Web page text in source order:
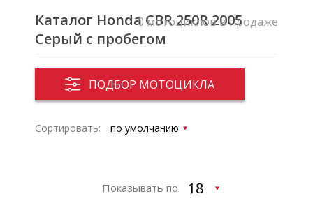
Каталог Honda CBR 250R 2005
Серый с пробегом
ПОДБОР МОТОЦИКЛА
0 мотоциклов в продаже
Сортировать:
Показывать по